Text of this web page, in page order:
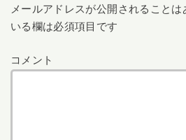
メールアドレスが公開されることは
いる欄は必須項目です
コメント